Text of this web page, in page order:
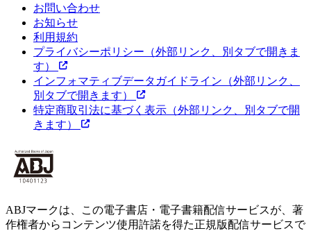
お問い合わせ
お知らせ
利用規約
プライバシーポリシー （外部リンク、別タブで開きま
す）
インフォマティブデータガイドライン （外部リンク、
別タブで開きます）
特定商取引法に基づく表示 （外部リンク、別タブで開
きます）
ABJマークは、この電子書店・電子書籍配信サービスが、著
作権者からコンテンツ使用許諾を得た正規版配信サービスで